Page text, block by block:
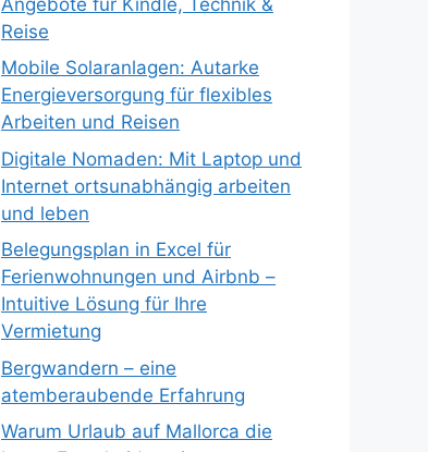
Reise
Mobile Solaranlagen: Autarke
Energieversorgung für flexibles
Arbeiten und Reisen
Digitale Nomaden: Mit Laptop und
Internet ortsunabhängig arbeiten
und leben
Belegungsplan in Excel für
Ferienwohnungen und Airbnb –
Intuitive Lösung für Ihre
Vermietung
Bergwandern – eine
atemberaubende Erfahrung
Warum Urlaub auf Mallorca die